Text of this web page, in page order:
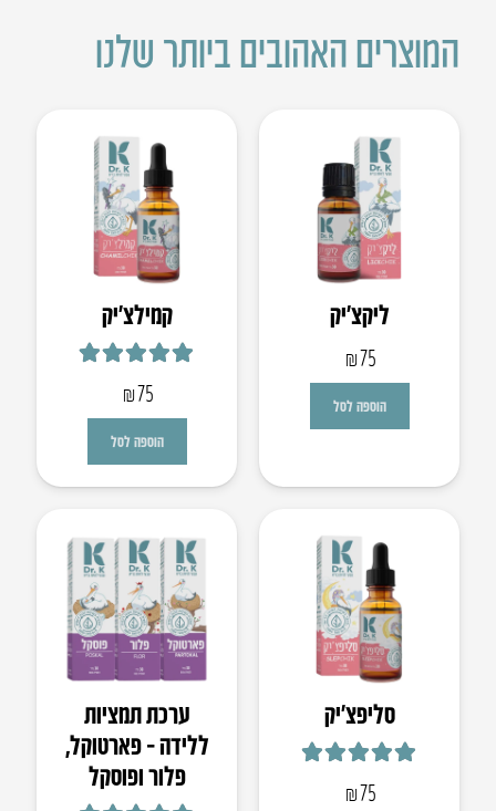
המוצרים האהובים ביותר שלנו
ליקצ’יק
₪75
הוספה לסל
קמילצ’יק
₪75
הוספה לסל
סליפצ’יק
₪75
ערכת תמציות
ללידה – פארטוקל,
פלור ופוסקל